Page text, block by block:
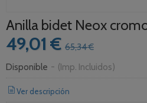
Anilla bidet Neox
49,01 € 65,34 €
Disponible - (Imp. Incluidos)
Ver descripción